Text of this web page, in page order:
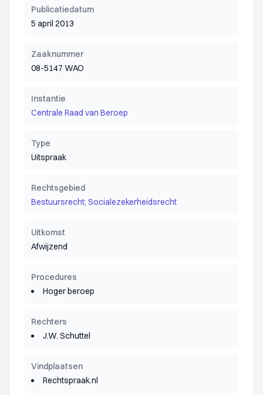
Publicatiedatum
5 april 2013
Zaaknummer
08-5147 WAO
Instantie
Centrale Raad van Beroep
Type
Uitspraak
Rechtsgebied
Bestuursrecht; Socialezekerheidsrecht
Uitkomst
Afwijzend
Procedures
Hoger beroep
Rechters
J.W. Schuttel
Vindplaatsen
Rechtspraak.nl